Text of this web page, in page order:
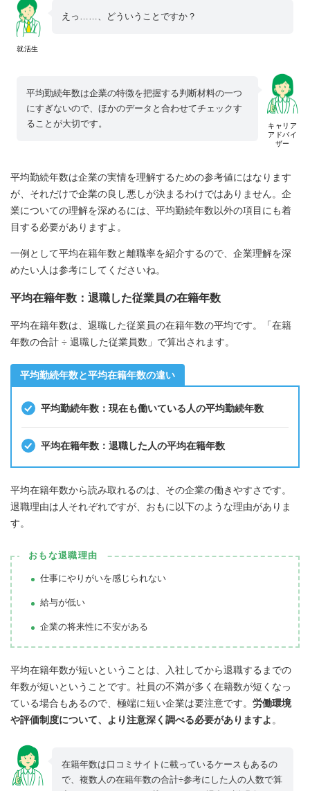
就活生
えっ……、どういうことですか？
キャリア
アドバイ
ザー
平均勤続年数は企業の特徴を把握する判断材料の一つ
にすぎないので、ほかのデータと合わせてチェックす
ることが大切です。
平均勤続年数は企業の実情を理解するための参考値にはなります
が、それだけで企業の良し悪しが決まるわけではありません。企
業についての理解を深めるには、平均勤続年数以外の項目にも着
目する必要がありますよ。
一例として平均在籍年数と離職率を紹介するので、企業理解を深
めたい人は参考にしてくださいね。
平均在籍年数：退職した従業員の在籍年数
平均在籍年数は、退職した従業員の在籍年数の平均です。「在籍
年数の合計 ÷ 退職した従業員数」で算出されます。
平均勤続年数と平均在籍年数の違い
平均勤続年数：現在も働いている人の平均勤続年数
平均在籍年数：退職した人の平均在籍年数
平均在籍年数から読み取れるのは、その企業の働きやすさです。
退職理由は人それぞれですが、おもに以下のような理由がありま
す。
おもな退職理由
仕事にやりがいを感じられない
給与が低い
企業の将来性に不安がある
平均在籍年数が短いということは、入社してから退職するまでの
年数が短いということです。社員の不満が多く在籍数が短くなっ
ている場合もあるので、極端に短い企業は要注意です。 労働環境
や評価制度について、より注意深く調べる必要がありますよ。
在籍年数は口コミサイトに載っているケースもあるの
で、複数人の在籍年数の合計÷参考にした人の人数で算